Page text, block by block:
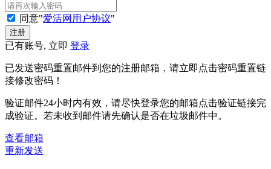
同意"爱活网用户协议"
已有账号, 立即 登录
已发送密码重置邮件到您的注册邮箱，请立即点击密码重置链
接修改密码！
验证邮件24小时内有效，请尽快登录您的邮箱点击验证链接完
成验证。若未收到邮件请先确认是否在垃圾邮件中。
查看邮箱
重新发送